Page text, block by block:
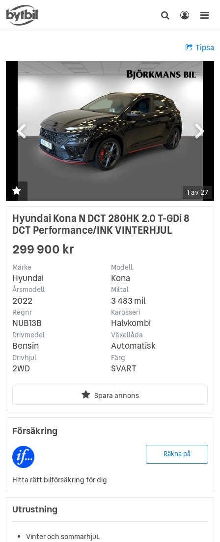
Tipsa
1 av 27
Hyundai Kona N DCT 280HK 2.0 T-GDi 8
DCT Performance/INK VINTERHJUL
299 900 kr
Märke
Hyundai
Modell
Kona
Årsmodell
2022
Miltal
3 483 mil
Regnr
NUB13B
Karosseri
Halvkombi
Drivmedel
Bensin
Växellåda
Automatisk
Drivhjul
2WD
Färg
SVART
Spara annons
Försäkring
Räkna på
Hitta rätt bilförsäkring för dig
Utrustning
Vinter och sommarhjuL